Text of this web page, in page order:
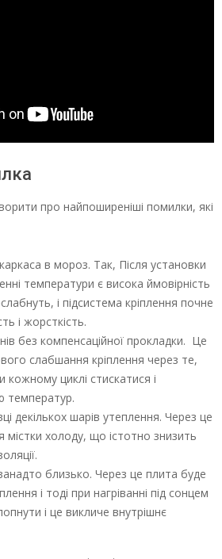
про найпоширеніші помилки, які
в мороз. Так, Після установки
температури є висока ймовірність
і підсистема кріплення почне
і жорсткість.
без компенсаційної прокладки. Це
слабшання кріплення через те,
циклі стискатися і
температур.
декількох шарів утеплення. Через це
містки холоду, що істотно знизить
близько. Через це плита буде
і тоді при нагріванні під сонцем
і це викличе внутрішнє